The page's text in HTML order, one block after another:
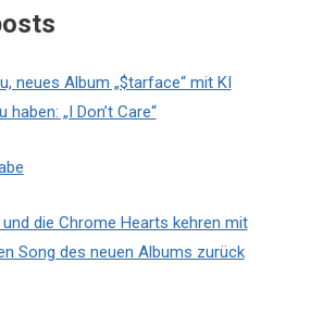
neues Album „$tarface“ mit KI
„I Don’t Care“
die Chrome Hearts kehren mit
Song des neuen Albums zurück